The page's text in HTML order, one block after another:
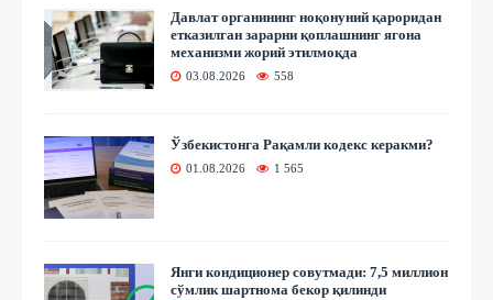
Давлат органининг ноқонуний қароридан
етказилган зарарни қоплашнинг ягона
механизми жорий этилмоқда
03.08.2026 558
Ўзбекистонга Рақамли кодекс керакми?
01.08.2026 1 565
Янги кондиционер совутмади: 7,5 миллион
сўмлик шартнома бекор қилинди